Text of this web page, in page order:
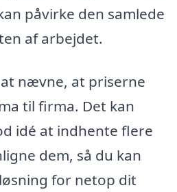
påvirke den samlede
af arbejdet.
nævne, at priserne
til firma. Det kan
idé at indhente flere
dem, så du kan
for netop dit